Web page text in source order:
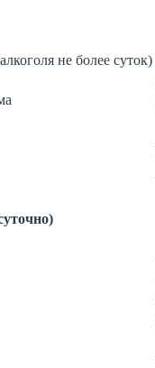
не более суток)